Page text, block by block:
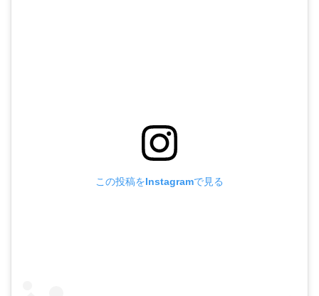
この投稿をInstagramで見る